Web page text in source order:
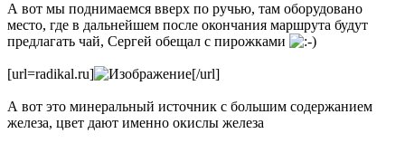
А вот мы поднимаемся вверх по ручью, там оборудовано
место, где в дальнейшем после окончания маршрута будут
предлагать чай, Сергей обещал с пирожками
[url=radikal.ru] [/url]
А вот это минеральный источник с большим содержанием
железа, цвет дают именно окислы железа